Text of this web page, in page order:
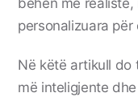
bëhen më
personalizuara për
Në këtë artikull do
më inteligjente